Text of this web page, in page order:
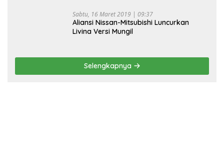
Sabtu, 16 Maret 2019 | 09:37
Aliansi Nissan-Mitsubishi Luncurkan
Livina Versi Mungil
Selengkapnya